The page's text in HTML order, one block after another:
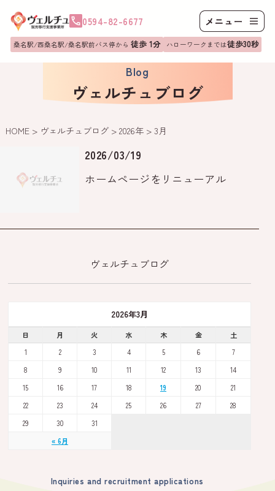
0594-82-6677
桑名駅/西桑名駅/桑名駅前バス停から 徒歩 1分 ハローワークまでは徒歩30秒
Blog
ヴェルチュブログ
HOME> ヴェルチュブログ>2026年>3月
2026/03/19
ホームページをリニューアル
ヴェルチュブログ
2026年3月
日 月 火 水 木 金 土
« 6月
1 2 3 4 5 6
7
8
9 10 11 12 13
14
15
16 17 18 19 20
21
22
23 24 25 26 27
28
29
30 31
Inquiries and recruitment applications